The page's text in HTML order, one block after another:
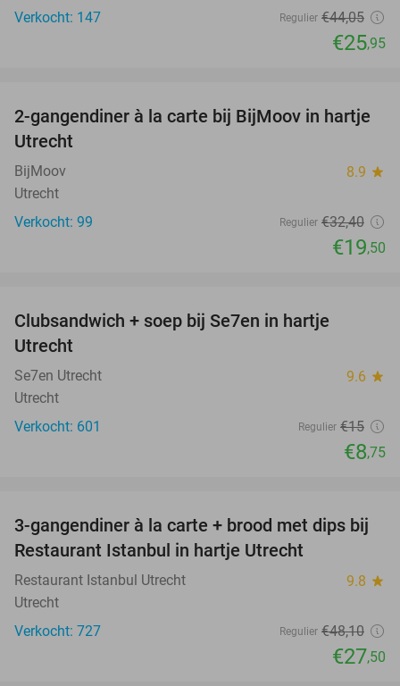
Verkocht: 147
Regulier €44,05
€25,95
40%
2-gangendiner à la carte bij BijMoov in hartje
Utrecht
BijMoov 8.9 star
Utrecht
Verkocht: 99
Regulier €32,40
€19,50
Clubsandwich + soep bij Se7en in hartje
Utrecht
Se7en Utrecht 9.6 star
Utrecht
Verkocht: 601
Regulier €15
€8,75
43%
3-gangendiner à la carte + brood met dips bij
Restaurant Istanbul in hartje Utrecht
Restaurant Istanbul Utrecht 9.8 star
Utrecht
Verkocht: 727
Regulier €48,10
€27,50